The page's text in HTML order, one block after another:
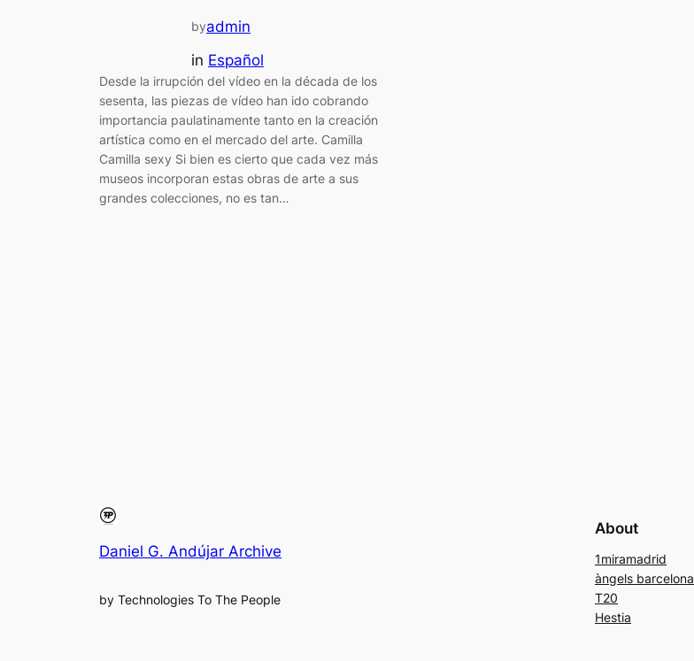
byadmin
in Español
Desde la irrupción del vídeo en la década de los
sesenta, las piezas de vídeo han ido cobrando
importancia paulatinamente tanto en la creación
artística como en el mercado del arte. Camilla
Camilla sexy Si bien es cierto que cada vez más
museos incorporan estas obras de arte a sus
grandes colecciones, no es tan…
Daniel G. Andújar Archive
by Technologies To The People
About
1miramadrid
àngels barcelona
T20
Hestia